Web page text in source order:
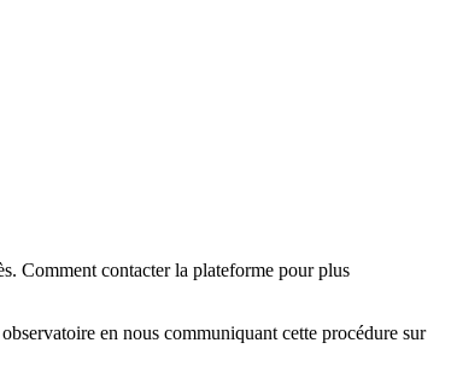
Comment contacter la plateforme pour plus
en nous communiquant cette procédure sur